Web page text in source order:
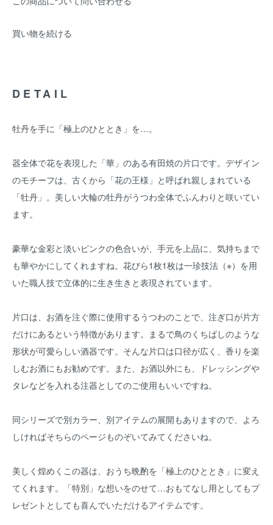
買い物を続ける
DETAIL
牡丹を手に「極上のひととき」を…。
器全体で花を表現した「華」のある有田焼の片口です。デザイン
のモチーフは、古くから「花の王様」と呼ばれ親しまれている
「牡丹」。美しい大輪の牡丹がうつわ全体でふんわりと咲いてい
ます。
豪華な金彩と淡いピンクの色合いが、手元を上品に、気持ちまで
も華やかにしてくれますね。花びら1枚1枚は一珍技法（※）を用
いた職人技で立体的に生き生きと表現されています。
片口は、お酒を注ぐ際に使用するうつわのことで、注ぎ口が片方
だけにあるという特徴があります。まるで鳥のくちばしのような
形状が可愛らしい酒器です。そんな片口は口径が広く、香りを楽
しむお酒にもお勧めです。また、お酒以外にも、ドレッシングや
タレなどを入れる注器としてのご使用もいいですね。
同シリーズで別カラー、別アイテムの展開もありますので、よろ
しければそちらのページものぞいてみてくださいね。
美しく煌めくこの器は、おうち晩酌を「極上のひととき」に変え
てくれます。「特別」な想いをのせて…おもてなし用としてもプ
レゼントとしても喜んでいただけるアイテムです。